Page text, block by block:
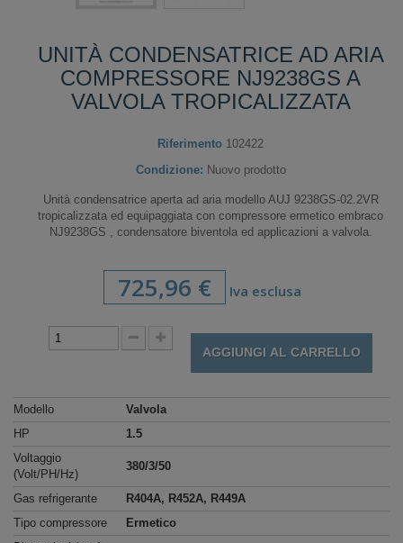
UNITÀ CONDENSATRICE AD ARIA
COMPRESSORE NJ9238GS A
VALVOLA TROPICALIZZATA
Riferimento 102422
Condizione: Nuovo prodotto
Unità condensatrice aperta ad aria modello AUJ 9238GS-02.2VR
tropicalizzata ed equipaggiata con compressore ermetico embraco
NJ9238GS , condensatore biventola ed applicazioni a valvola.
725,96 € Iva esclusa
AGGIUNGI AL CARRELLO
Modello
Valvola
HP
1.5
Voltaggio
(Volt/PH/Hz)
380/3/50
Gas refrigerante
R404A, R452A, R449A
Tipo compressore
Ermetico